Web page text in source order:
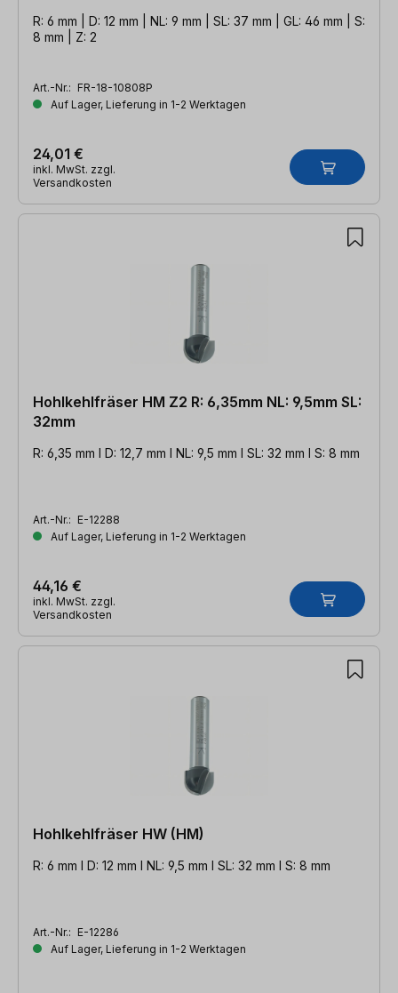
R: 6 mm | D: 12 mm | NL: 9 mm | SL: 37 mm | GL: 46 mm | S:
8 mm | Z: 2
Art.-Nr.: FR-18-10808P
Auf Lager, Lieferung in 1-2 Werktagen
24,01 €
inkl. MwSt. zzgl.
Versandkosten
Hohlkehlfräser HM Z2 R: 6,35mm NL: 9,5mm SL:
32mm
R: 6,35 mm l D: 12,7 mm l NL: 9,5 mm l SL: 32 mm l S: 8 mm
Art.-Nr.: E-12288
Auf Lager, Lieferung in 1-2 Werktagen
44,16 €
inkl. MwSt. zzgl.
Versandkosten
Hohlkehlfräser HW (HM)
R: 6 mm l D: 12 mm l NL: 9,5 mm l SL: 32 mm l S: 8 mm
Art.-Nr.: E-12286
Auf Lager, Lieferung in 1-2 Werktagen